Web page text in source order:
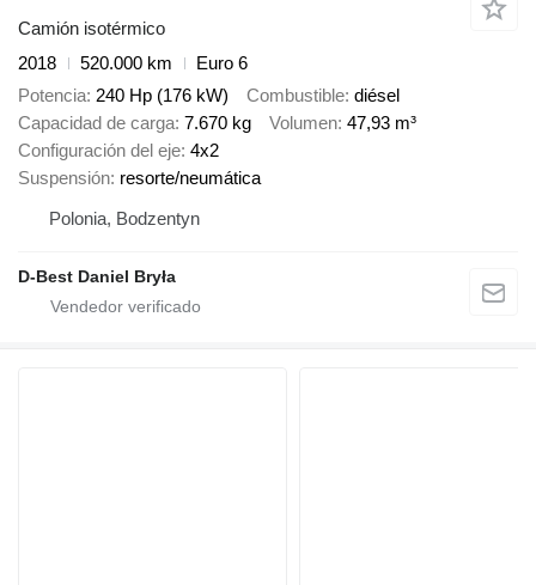
Camión isotérmico
2018
520.000 km
Euro 6
Potencia 240 Hp (176 kW) Combustible diésel
Capacidad de carga 7.670 kg Volumen 47,93 m³
Configuración del eje 4x2
Suspensión resorte/neumática
Polonia, Bodzentyn
D-Best Daniel Bryła